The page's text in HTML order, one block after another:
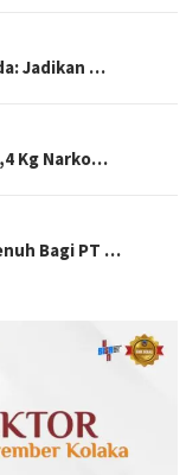
Jadikan …
Kg Narko…
Bagi PT …